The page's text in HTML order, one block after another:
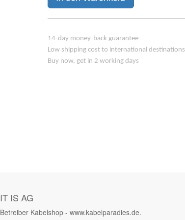
14-day money-back guarantee
Low shipping cost to international destinations
Buy now, get in 2 working days
IT IS AG
Betreiber Kabelshop - www.kabelparadies.de.